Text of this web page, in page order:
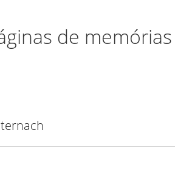
de memórias